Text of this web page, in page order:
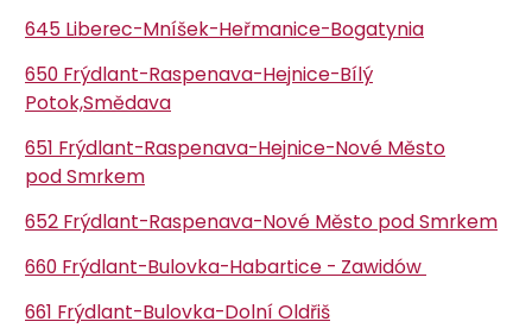
645 Liberec-Mníšek-Heřmanice-Bogatynia
650 Frýdlant-Raspenava-Hejnice-Bílý
Potok,Smědava
651 Frýdlant-Raspenava-Hejnice-Nové Město
pod Smrkem
652 Frýdlant-Raspenava-Nové Město pod Smrkem
660 Frýdlant-Bulovka-Habartice - Zawidów
661 Frýdlant-Bulovka-Dolní Oldřiš